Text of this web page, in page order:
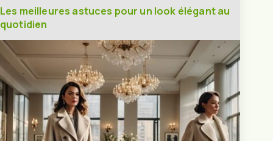
Les meilleures astuces pour un look élégant au
quotidien